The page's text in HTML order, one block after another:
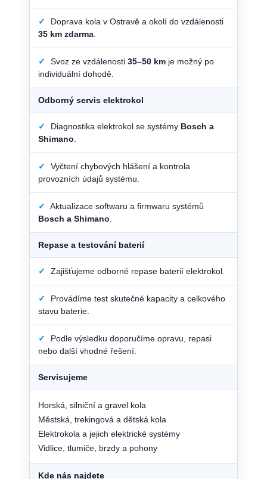
✓
Doprava kola v Ostravě a okolí do vzdálenosti
35 km zdarma
✓ Svoz ze vzdálenosti 35–50 km je možný po
individuální dohodě.
Odborný servis elektrokol
✓ Diagnostika elektrokol se systémy Bosch a
Shimano
✓
Vyčtení chybových hlášení a kontrola
provozních údajů systému.
✓
Aktualizace softwaru a firmwaru systémů
Bosch a Shimano
Repase a testování baterií
✓ Zajišťujeme odborné repase baterií elektrokol.
✓
Provádíme test skutečné kapacity a celkového
stavu baterie.
✓
Podle výsledku doporučíme opravu, repasi
nebo další vhodné řešení.
Servisujeme
Horská, silniční a gravel kola
Městská, trekingová a dětská kola
Elektrokola a jejich elektrické systémy
Vidlice, tlumiče, brzdy a pohony
Kde nás najdete